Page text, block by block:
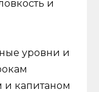
и
уровни и
и капитаном